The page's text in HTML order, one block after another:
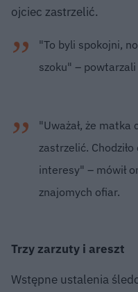
ojciec zastrzelić.
"To byli spokojni,
szoku" –
"Uważał, że matka
zastrzelić.
interesy" – mówił
znajomych ofiar.
Trzy zarzuty i areszt
Wstępne ustalenia